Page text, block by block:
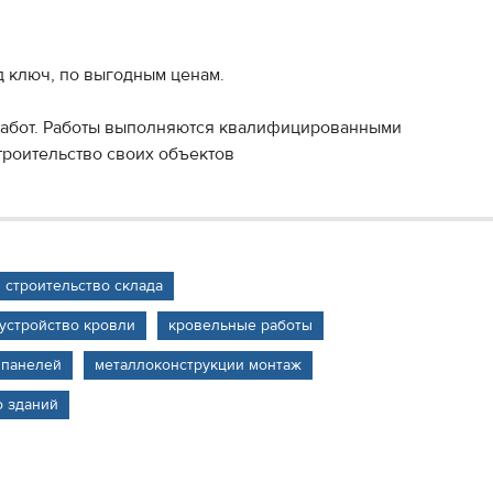
ключ, по выгодным ценам.
Работы выполняются квалифицированными
своих объектов
строительство склада
устройство кровли
кровельные работы
металлоконструкции монтаж
зданий